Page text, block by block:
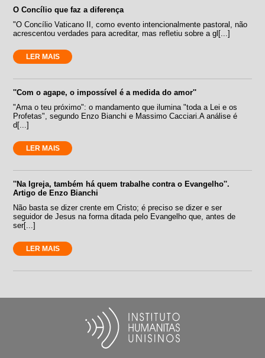
O Concílio que faz a diferença
"O Concílio Vaticano II, como evento intencionalmente pastoral, não
acrescentou verdades para acreditar, mas refletiu sobre a gl[...]
LER MAIS
''Com o agape, o impossível é a medida do amor''
"Ama o teu próximo": o mandamento que ilumina "toda a Lei e os
Profetas", segundo Enzo Bianchi e Massimo Cacciari.A análise é
d[...]
LER MAIS
''Na Igreja, também há quem trabalhe contra o Evangelho''.
Artigo de Enzo Bianchi
Não basta se dizer crente em Cristo; é preciso se dizer e ser
seguidor de Jesus na forma ditada pelo Evangelho que, antes de
ser[...]
LER MAIS